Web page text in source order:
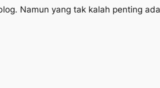
Namun yang tak kalah penting